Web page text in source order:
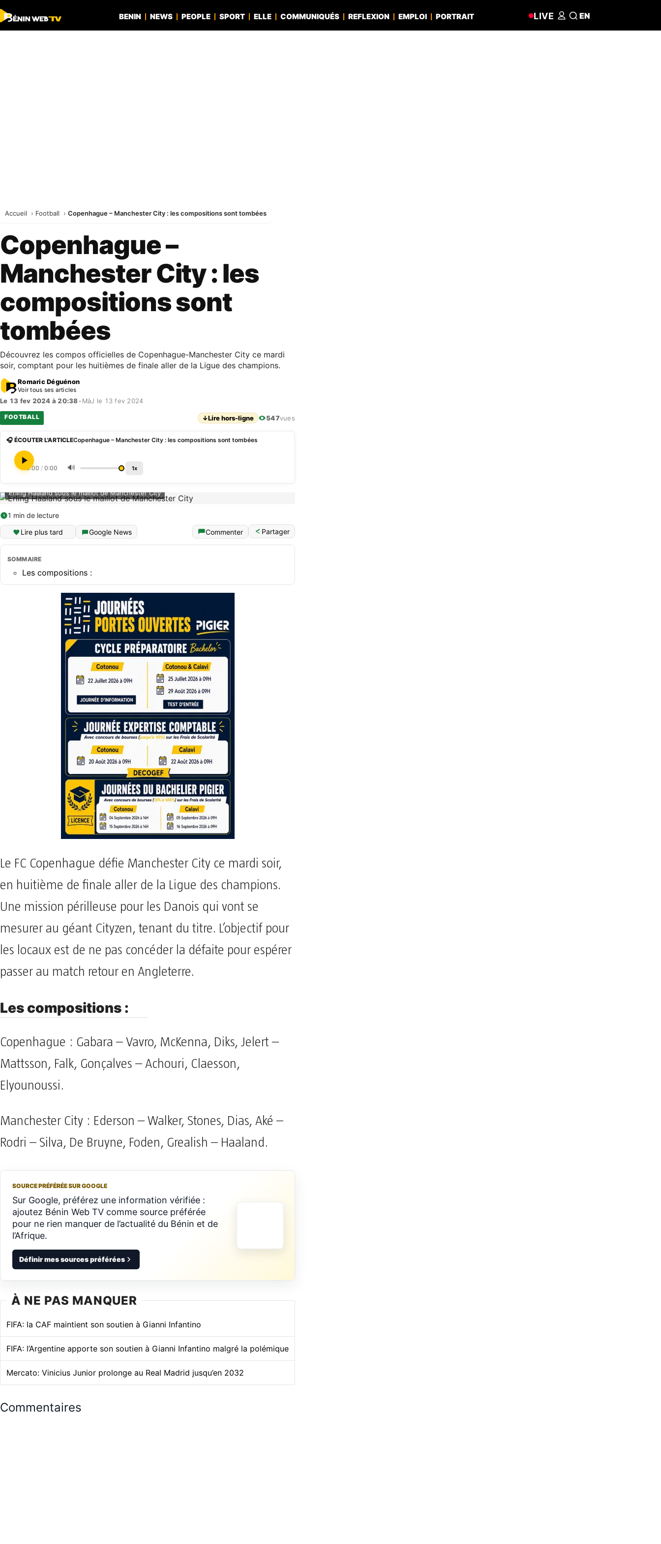
BENIN NEWS PEOPLE SPORT ELLE COMMUNIQUÉS REFLEXION EMPLOI PORTRAIT LIVE EN
Accueil Football Copenhague – Manchester City : les compositions sont tombées
Copenhague –
Manchester City : les
compositions sont
tombées
Découvrez les compos officielles de Copenhague-Manchester City ce mardi
soir, comptant pour les huitièmes de finale aller de la Ligue des champions.
Romaric Déguénon
Voir tous ses articles
Le 13 fev 2024 à 20:38• MàJ le 13 fev 2024
FOOTBALL ↓Lire hors-ligne 547vues
🎧 ÉCOUTER L'ARTICLECopenhague – Manchester City : les compositions sont tombées
0:00 / 0:00 🔊 1x
Erling Haaland sous le maillot de Manchester City
1 min de lecture
Lire plus tard
Google News Commenter Partager
SOMMAIRE
Les compositions :
Le FC Copenhague défie Manchester City ce mardi soir,
en huitième de finale aller de la Ligue des champions.
Une mission périlleuse pour les Danois qui vont se
mesurer au géant Cityzen, tenant du titre. L’objectif pour
les locaux est de ne pas concéder la défaite pour espérer
passer au match retour en Angleterre.
Les compositions :
Copenhague : Gabara – Vavro, McKenna, Diks, Jelert –
Mattsson, Falk, Gonçalves – Achouri, Claesson,
Elyounoussi.
Manchester City : Ederson – Walker, Stones, Dias, Aké –
Rodri – Silva, De Bruyne, Foden, Grealish – Haaland.
SOURCE PRÉFÉRÉE SUR GOOGLE
Sur Google, préférez une information vérifiée :
ajoutez Bénin Web TV comme source préférée
pour ne rien manquer de l’actualité du Bénin et de
l’Afrique.
Définir mes sources préférées
À NE PAS MANQUER
FIFA: la CAF maintient son soutien à Gianni Infantino
FIFA: l’Argentine apporte son soutien à Gianni Infantino malgré la polémique
Mercato: Vinicius Junior prolonge au Real Madrid jusqu’en 2032
Commentaires